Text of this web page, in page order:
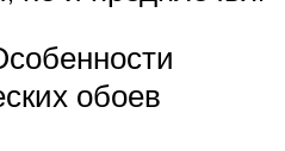
обоев